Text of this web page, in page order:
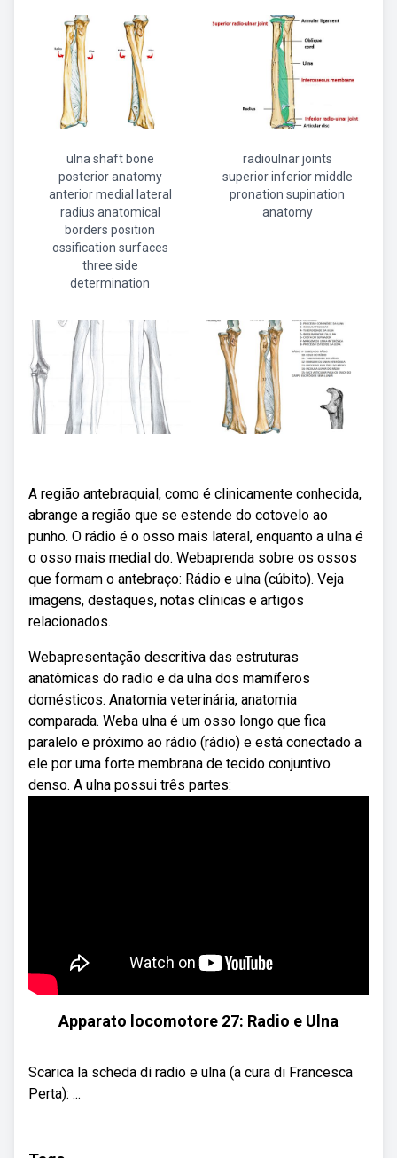
ulna shaft bone
posterior anatomy
anterior medial lateral
radius anatomical
borders position
ossification surfaces
three side
determination
radioulnar joints
superior inferior middle
pronation supination
anatomy
A região antebraquial, como é clinicamente conhecida,
abrange a região que se estende do cotovelo ao
punho. O rádio é o osso mais lateral, enquanto a ulna é
o osso mais medial do. Webaprenda sobre os ossos
que formam o antebraço: Rádio e ulna (cúbito). Veja
imagens, destaques, notas clínicas e artigos
relacionados.
Webapresentação descritiva das estruturas
anatômicas do radio e da ulna dos mamíferos
domésticos. Anatomia veterinária, anatomia
comparada. Weba ulna é um osso longo que fica
paralelo e próximo ao rádio (rádio) e está conectado a
ele por uma forte membrana de tecido conjuntivo
denso. A ulna possui três partes:
Apparato locomotore 27: Radio e Ulna
Scarica la scheda di radio e ulna (a cura di Francesca
Perta): ...